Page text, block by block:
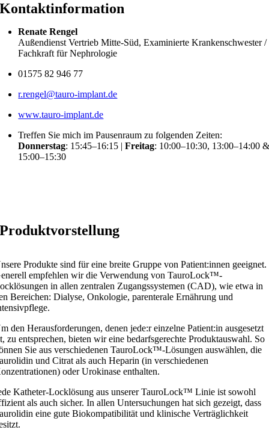
Kontaktinformation
Renate Rengel
Außendienst Vertrieb Mitte-Süd, Examinierte Krankenschwester /
Fachkraft für Nephrologie
01575 82 946 77
r.rengel@tauro-implant.de
www.tauro-implant.de
Treffen Sie mich im Pausenraum zu folgenden Zeiten:
Donnerstag: 15:45–16:15 |Freitag: 10:00–10:30, 13:00–14:00
15:00–15:30
Produktvorstellung
Produkte sind für eine breite Gruppe von Patient:innen geeignet.
empfehlen wir die Verwendung von TauroLock™-
in allen zentralen Zugangssystemen (CAD), wie etwa in
Bereichen: Dialyse, Onkologie, parenterale Ernährung und
den Herausforderungen, denen jede:r einzelne Patient:in ausgesetzt
zu entsprechen, bieten wir eine bedarfsgerechte Produktauswahl. So
Sie aus verschiedenen TauroLock™-Lösungen auswählen, die
und Citrat als auch Heparin (in verschiedenen
oder Urokinase enthalten.
Katheter-Locklösung aus unserer TauroLock™ Linie ist sowohl
als auch sicher. In allen Untersuchungen hat sich gezeigt, dass
eine gute Biokompatibilität und klinische Verträglichkeit